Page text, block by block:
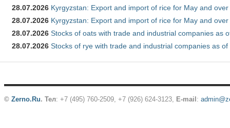
28.07.2026 Kyrgyzstan: Export and import of rice for May and
28.07.2026 Kyrgyzstan: Export and import of rice for May and
28.07.2026 Stocks of oats with trade and industrial companies as
28.07.2026 Stocks of rye with trade and industrial companies as
© Zerno.Ru. Тел: +7 (495) 760-2509, +7 (926) 624-3123, E-mail :